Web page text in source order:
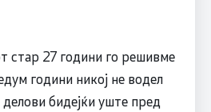
стар 27 години го решивме
години никој не водел
бидејќи уште пред